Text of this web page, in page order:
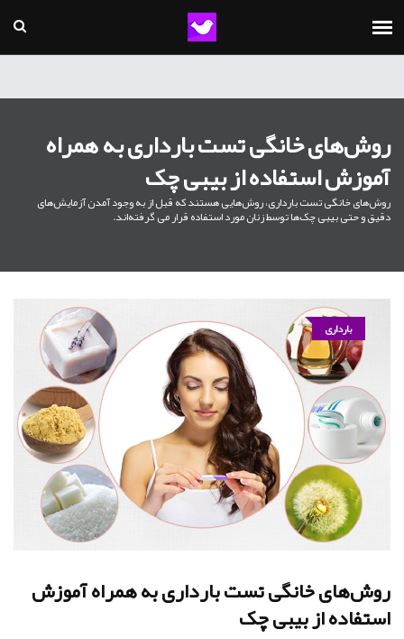
روش‌های خانگی تست بارداری به همراه
آموزش استفاده از بیبی چک
روش‌های خانگی تست بارداری، روش‌هایی هستند که قبل از به وجود آمدن آزمایش‌های
دقیق و حتی بیبی چک‌ها توسط زنان مورد استفاده قرار می گرفته‌اند.
بارداری
روش‌های خانگی تست بارداری به همراه آموزش
استفاده از بیبی چک